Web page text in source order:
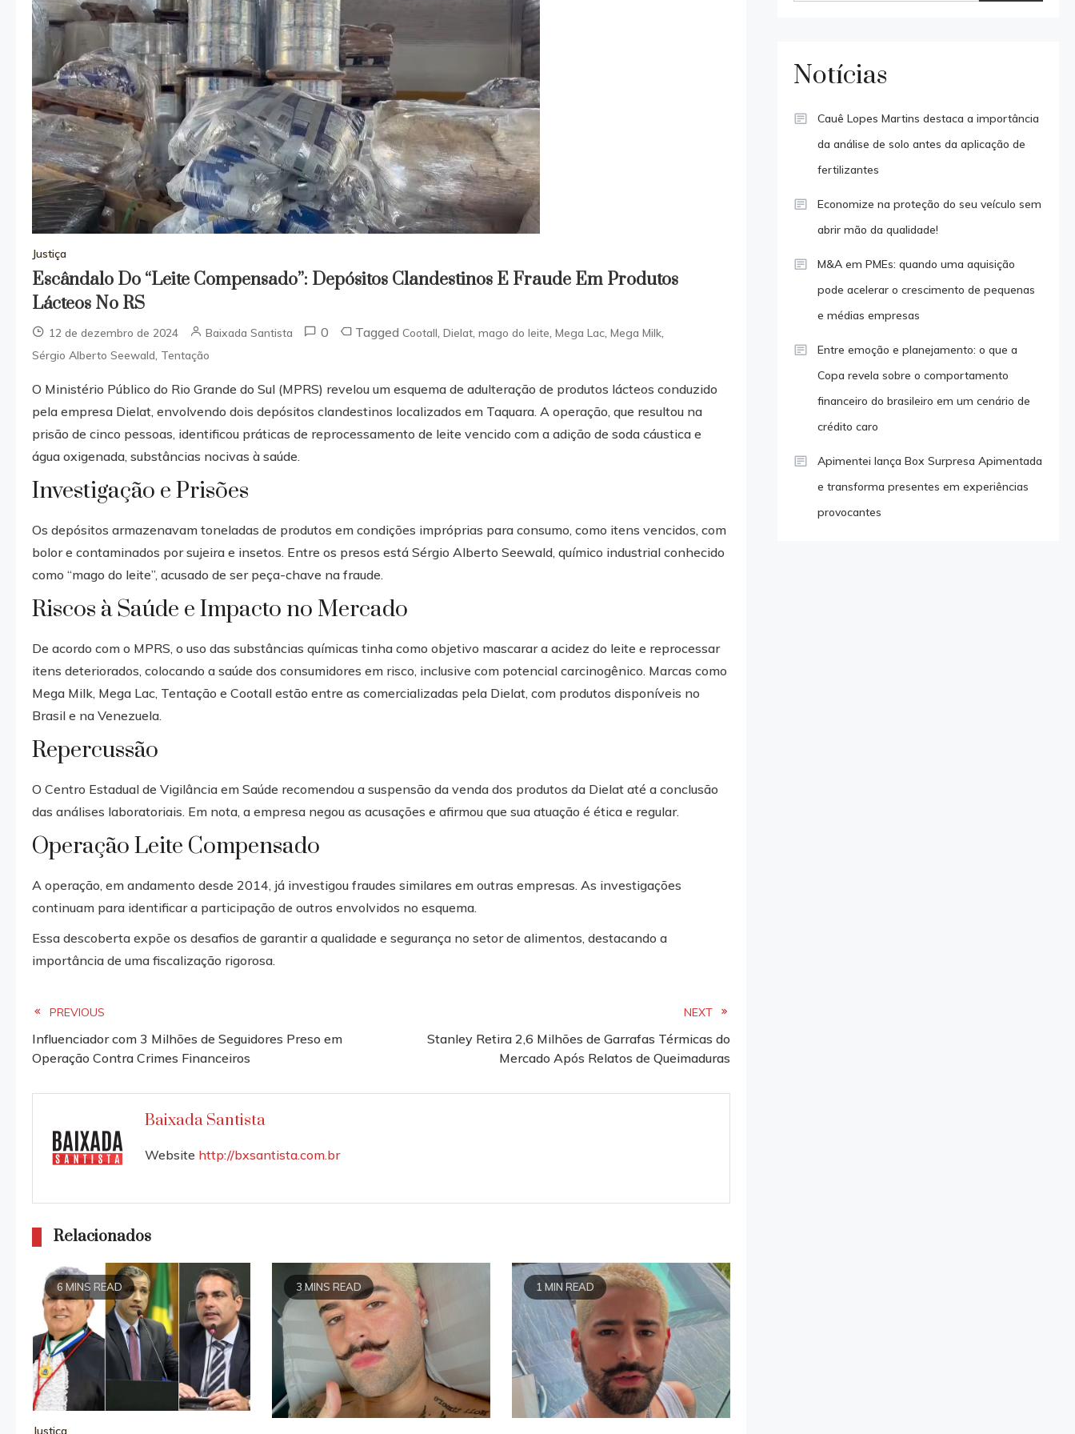
Justiça
Escândalo Do “Leite Compensado”: Depósitos Clandestinos E Fraude Em Produtos
Lácteos No RS
12 de dezembro de 2024 Baixada Santista 0 Tagged Cootall Dielat mago do leite Mega Lac Mega Milk
Sérgio Alberto Seewald Tentação
O Ministério Público do Rio Grande do Sul (MPRS) revelou um esquema de adulteração de produtos lácteos conduzido
pela empresa Dielat, envolvendo dois depósitos clandestinos localizados em Taquara. A operação, que resultou na
prisão de cinco pessoas, identificou práticas de reprocessamento de leite vencido com a adição de soda cáustica e
água oxigenada, substâncias nocivas à saúde.
Investigação e Prisões
Os depósitos armazenavam toneladas de produtos em condições impróprias para consumo, como itens vencidos, com
bolor e contaminados por sujeira e insetos. Entre os presos está Sérgio Alberto Seewald, químico industrial conhecido
como “mago do leite”, acusado de ser peça-chave na fraude.
Riscos à Saúde e Impacto no Mercado
De acordo com o MPRS, o uso das substâncias químicas tinha como objetivo mascarar a acidez do leite e reprocessar
itens deteriorados, colocando a saúde dos consumidores em risco, inclusive com potencial carcinogênico. Marcas como
Mega Milk, Mega Lac, Tentação e Cootall estão entre as comercializadas pela Dielat, com produtos disponíveis no
Brasil e na Venezuela.
Repercussão
O Centro Estadual de Vigilância em Saúde recomendou a suspensão da venda dos produtos da Dielat até a conclusão
das análises laboratoriais. Em nota, a empresa negou as acusações e afirmou que sua atuação é ética e regular.
Operação Leite Compensado
A operação, em andamento desde 2014, já investigou fraudes similares em outras empresas. As investigações
continuam para identificar a participação de outros envolvidos no esquema.
Essa descoberta expõe os desafios de garantir a qualidade e segurança no setor de alimentos, destacando a
importância de uma fiscalização rigorosa.
Read
more
articles
PREVIOUS
Influenciador com 3 Milhões de Seguidores Preso em
Operação Contra Crimes Financeiros
NEXT
Stanley Retira 2,6 Milhões de Garrafas Térmicas do
Mercado Após Relatos de Queimaduras
Baixada Santista
Website http://bxsantista.com.br
Relacionados
6 MINS READ
Justiça
3 MINS READ 1 MIN READ
Notícias
Cauê Lopes Martins destaca a importância
da análise de solo antes da aplicação de
fertilizantes
Economize na proteção do seu veículo sem
abrir mão da qualidade!
M&A em PMEs: quando uma aquisição
pode acelerar o crescimento de pequenas
e médias empresas
Entre emoção e planejamento: o que a
Copa revela sobre o comportamento
financeiro do brasileiro em um cenário de
crédito caro
Apimentei lança Box Surpresa Apimentada
e transforma presentes em experiências
provocantes